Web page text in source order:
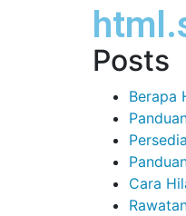
Posts
Berapa
Cara